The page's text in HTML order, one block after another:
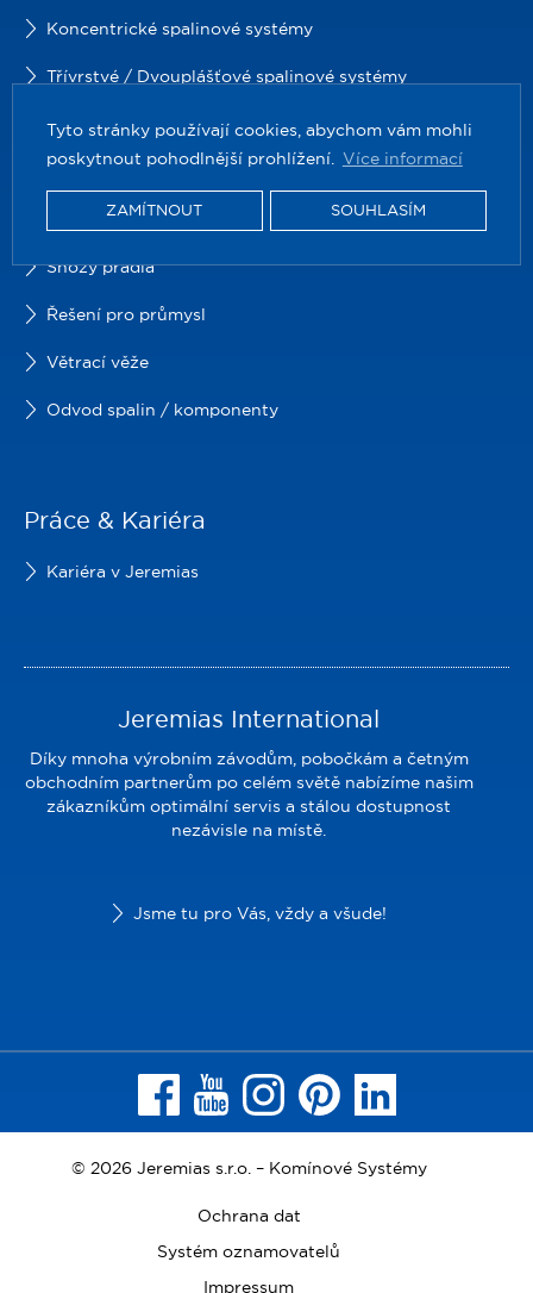
Tyto stránky používají cookies, abychom vám mohli
poskytnout pohodlnější prohlížení. Více informací
ZAMÍTNOUT SOUHLASÍM
Koncentrické spalinové systémy
Třívrstvé / Dvouplášťové spalinové systémy
Lehčené šachty a protipožární průchodky
Kouřovody
Příslušenství pro komíny
Shozy prádla
Řešení pro průmysl
Větrací věže
Odvod spalin / komponenty
Práce & Kariéra
Kariéra v Jeremias
Jeremias International
Díky mnoha výrobním závodům, pobočkám a četným
obchodním partnerům po celém světě nabízíme našim
zákazníkům optimální servis a stálou dostupnost
nezávisle na místě.
Jsme tu pro Vás, vždy a všude!
© 2026 Jeremias s.r.o. – Komínové Systémy
Ochrana dat
Systém oznamovatelů
Impressum